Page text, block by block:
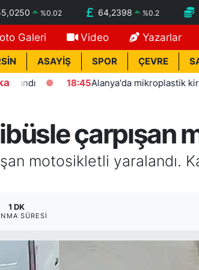
%0.02 64,2398 %0.2
Galeri Video Yazarlar
ASAYİŞ SPOR ÇEVRE
18:45 Alanya'da mikroplastik
çarpışan
motosikletli yaralandı.
1 DK
SÜRESI